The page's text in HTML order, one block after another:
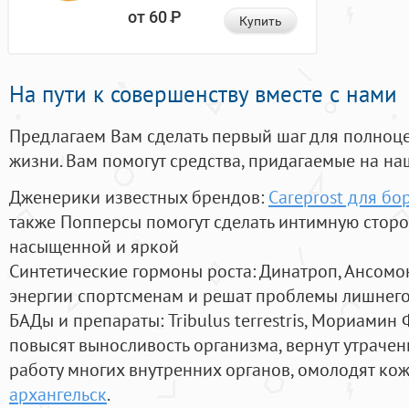
от 60Р Купить
На пути к совершенству вместе с нами
Предлагаем Вам сделать первый шаг для
жизни. Вам помогут средства, придагаемые на
Дженерики известных брендов: Careprost для
также Попперсы помогут сделать интимную
насыщенной и яркой
Синтетические гормоны роста: Динатроп,
энергии спортсменам и решат проблемы
БАДы и препараты:Tribulus terrestris, Мориамин
повысят выносливость организма, вернут
работу многих внутренних органов, омолодят
архангельск.